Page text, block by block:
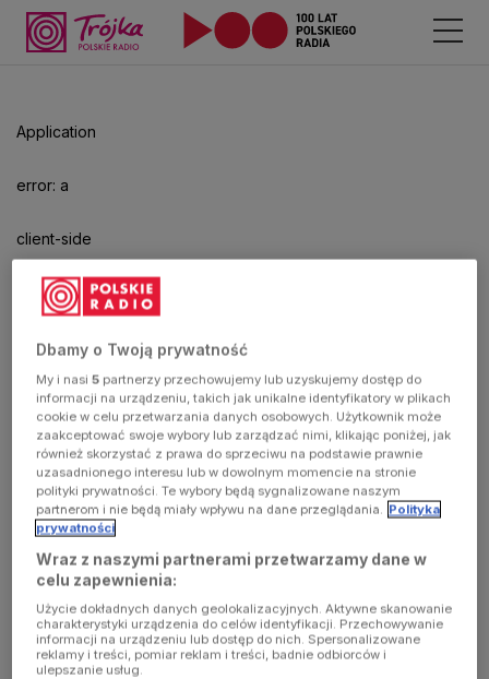
Application
error: a
client-side
exception
has
occurred
(see the
browser
console for
more
information)
aby
odtwarzać.
Dbamy o Twoją prywatność
My i nasi5 partnerzy przechowujemy lub uzyskujemy dostęp do
informacji na urządzeniu, takich jak unikalne identyfikatory w plikach
cookie w celu przetwarzania danych osobowych. Użytkownik może
zaakceptować swoje wybory lub zarządzać nimi, klikając poniżej, jak
również skorzystać z prawa do sprzeciwu na podstawie prawnie
uzasadnionego interesu lub w dowolnym momencie na stronie
polityki prywatności. Te wybory będą sygnalizowane naszym
partnerom i nie będą miały wpływu na dane przeglądania. Polityka
prywatności
Wraz z naszymi partnerami przetwarzamy dane w
celu zapewnienia:
Użycie dokładnych danych geolokalizacyjnych. Aktywne skanowanie
charakterystyki urządzenia do celów identyfikacji. Przechowywanie
informacji na urządzeniu lub dostęp do nich. Spersonalizowane
reklamy i treści, pomiar reklam i treści, badnie odbiorców i
ulepszanie usług.